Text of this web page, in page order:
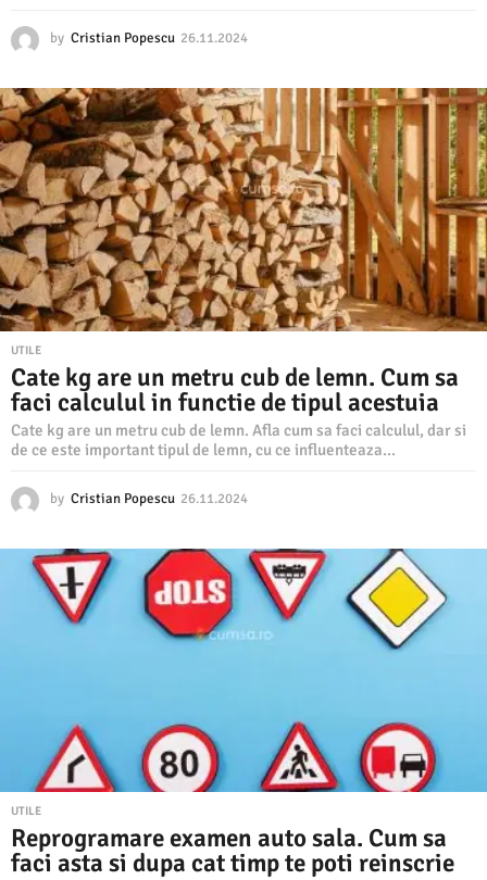
by Cristian Popescu 26.11.2024
1
1
.
2
0
2
4
UTILE
Cate kg are un metru cub de lemn. Cum sa
faci calculul in functie de tipul acestuia
Cate kg are un metru cub de lemn. Afla cum sa faci calculul, dar si
de ce este important tipul de lemn, cu ce influenteaza...
by Cristian Popescu 26.11.2024
1
1
0
UTILE
Reprogramare examen auto sala. Cum sa
faci asta si dupa cat timp te poti reinscrie